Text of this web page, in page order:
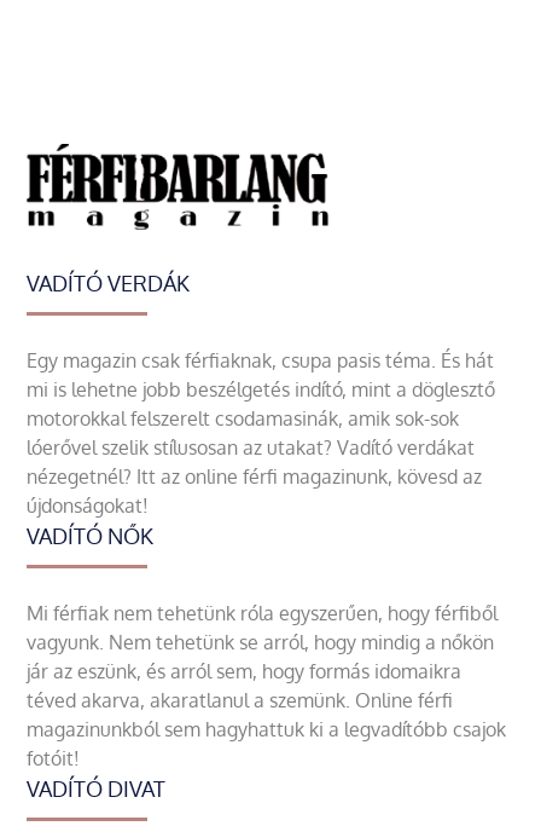
VADÍTÓ VERDÁK
Egy magazin csak férfiaknak, csupa pasis téma. És hát
mi is lehetne jobb beszélgetés indító, mint a döglesztő
motorokkal felszerelt csodamasinák, amik sok-sok
lóerővel szelik stílusosan az utakat? Vadító verdákat
nézegetnél? Itt az online férfi magazinunk, kövesd az
újdonságokat!
VADÍTÓ NŐK
Mi férfiak nem tehetünk róla egyszerűen, hogy férfiből
vagyunk. Nem tehetünk se arról, hogy mindig a nőkön
jár az eszünk, és arról sem, hogy formás idomaikra
téved akarva, akaratlanul a szemünk. Online férfi
magazinunkból sem hagyhattuk ki a legvadítóbb csajok
fotóit!
VADÍTÓ DIVAT